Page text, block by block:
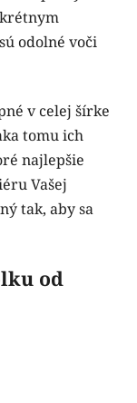
odolné voči
v celej šírke
tomu ich
najlepšie
Vašej
tak, aby sa
od